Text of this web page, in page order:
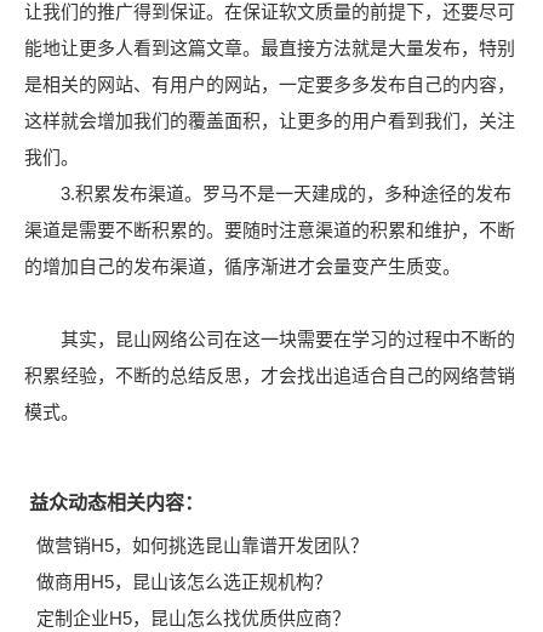
让我们的推广得到保证。在保证软文质量的前提下，还要尽可
能地让更多人看到这篇文章。最直接方法就是大量发布，特别
是相关的网站、有用户的网站，一定要多多发布自己的内容，
这样就会增加我们的覆盖面积，让更多的用户看到我们，关注
我们。
3.积累发布渠道。罗马不是一天建成的，多种途径的发布
渠道是需要不断积累的。要随时注意渠道的积累和维护，不断
的增加自己的发布渠道，循序渐进才会量变产生质变。
其实，昆山网络公司在这一块需要在学习的过程中不断的
积累经验，不断的总结反思，才会找出追适合自己的网络营销
模式。
益众动态相关内容：
做营销H5，如何挑选昆山靠谱开发团队？
做商用H5，昆山该怎么选正规机构？
定制企业H5，昆山怎么找优质供应商？